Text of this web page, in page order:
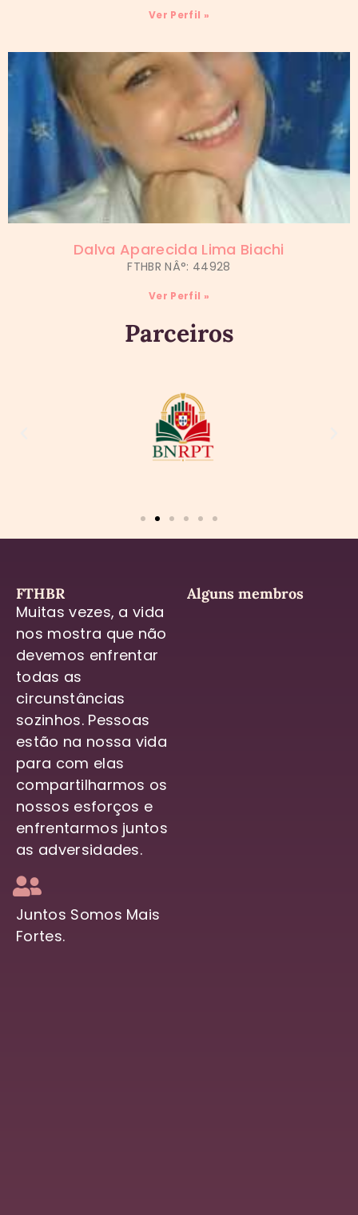
Ver Perfil »
Dalva Aparecida Lima Biachi
FTHBR NÂ°: 44928
Ver Perfil »
Parceiros
FTHBR
Muitas vezes, a vida
nos mostra que não
devemos enfrentar
todas as
circunstâncias
sozinhos. Pessoas
estão na nossa vida
para com elas
compartilharmos os
nossos esforços e
enfrentarmos juntos
as adversidades.
Juntos Somos Mais
Fortes.
Alguns membros